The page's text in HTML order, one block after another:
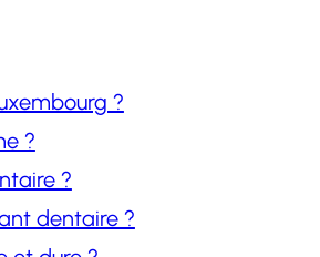
?
?
?
dentaire ?